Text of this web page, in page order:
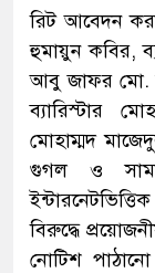
রিট আবেদন
হুমায়ুন কবির,
আবু জাফর মো.
ব্যারিস্টার
মোহাম্মদ
গুগল ও
বিরুদ্ধে
নোটিশ পাঠানো